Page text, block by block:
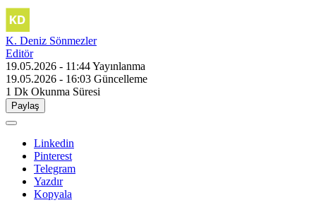
K. Deniz Sönmezler
Editör
19.05.2026 - 11:44Yayınlanma
19.05.2026 - 16:03 Güncelleme
1 Dk Okunma Süresi
Paylaş
Linkedin
Pinterest
Telegram
Yazdır
Kopyala